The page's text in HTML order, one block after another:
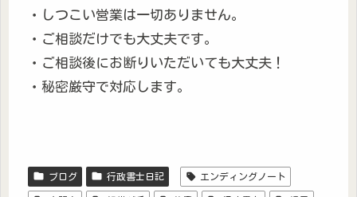
・しつこい営業は一切ありません。
・ご相談だけでも大丈夫です。
・ご相談後にお断りいただいても大丈夫！
・秘密厳守で対応します。
ブログ 行政書士日記 エンディングノート